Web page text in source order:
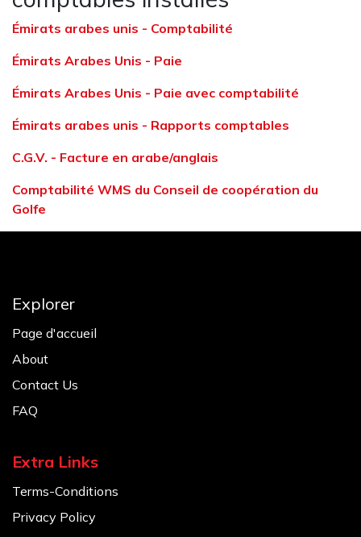
Émirats arabes unis - Comptabilité
Émirats Arabes Unis - Paie
Émirats Arabes Unis - Paie avec comptabilité
Émirats arabes unis - Rapports comptables
C.G.V. - Facture en arabe/anglais
Comptabilité WMS du Conseil de coopération du
Golfe
Explorer
Page d'accueil
About
Contact Us
FAQ
Extra Links
Terms-Conditions
Privacy Policy